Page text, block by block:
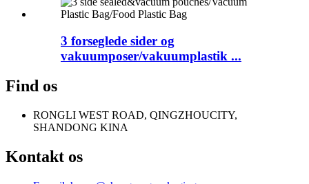
3 forseglede sider og
vakuumposer/vakuumplastik ...
Find os
RONGLI WEST ROAD, QINGZHOUCITY,
SHANDONG KINA
Kontakt os